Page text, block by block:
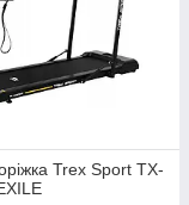
Trex Sport TX-